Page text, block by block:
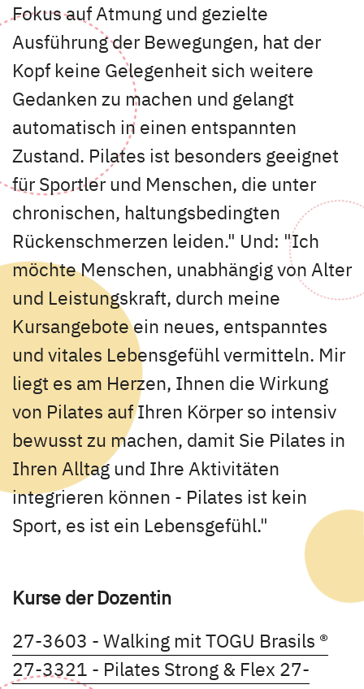
Fokus auf Atmung und gezielte
Ausführung der Bewegungen, hat der
Kopf keine Gelegenheit sich weitere
Gedanken zu machen und gelangt
automatisch in einen entspannten
Zustand. Pilates ist besonders geeignet
für Sportler und Menschen, die unter
chronischen, haltungsbedingten
Rückenschmerzen leiden." Und: "Ich
möchte Menschen, unabhängig von Alter
und Leistungskraft, durch meine
Kursangebote ein neues, entspanntes
und vitales Lebensgefühl vermitteln. Mir
liegt es am Herzen, Ihnen die Wirkung
von Pilates auf Ihren Körper so intensiv
bewusst zu machen, damit Sie Pilates in
Ihren Alltag und Ihre Aktivitäten
integrieren können - Pilates ist kein
Sport, es ist ein Lebensgefühl."
Kurse der Dozentin
27-3603 - Walking mit TOGU Brasils ®
27-3321 - Pilates Strong & Flex 27-